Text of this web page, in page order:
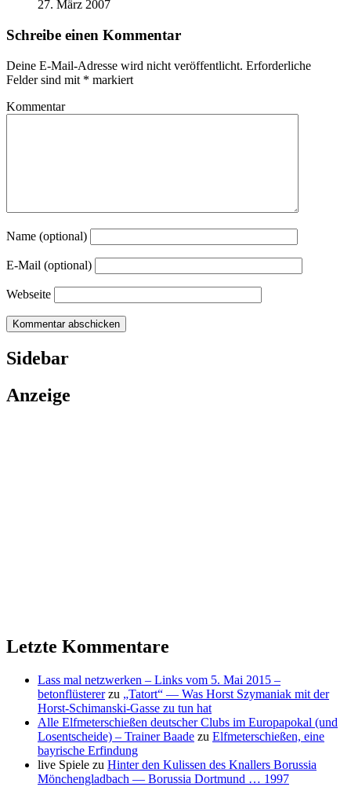
27. März 2007
Schreibe einen Kommentar
Deine E-Mail-Adresse wird nicht veröffentlicht. Erforderliche
Felder sind mit * markiert
Kommentar
Name (optional)
E-Mail (optional)
Webseite
Sidebar
Anzeige
Letzte Kommentare
Lass mal netzwerken – Links vom 5. Mai 2015 –
betonflüstererzu „Tatort“ — Was Horst Szymaniak mit der
Horst-Schimanski-Gasse zu tun hat
Alle Elfmeterschießen deutscher Clubs im Europapokal (und
Losentscheide) – Trainer Baade zu Elfmeterschießen, eine
bayrische Erfindung
live Spiele zu Hinter den Kulissen des Knallers Borussia
Mönchengladbach — Borussia Dortmund … 1997